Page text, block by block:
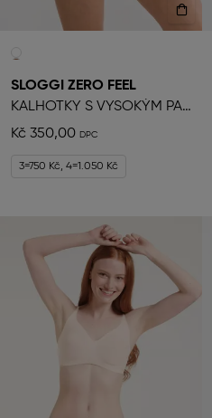
SLOGGI ZERO FEEL
KALHOTKY S VYSOKÝM PASEM
Kč 350,00
3=750 Kč, 4=1.050 Kč